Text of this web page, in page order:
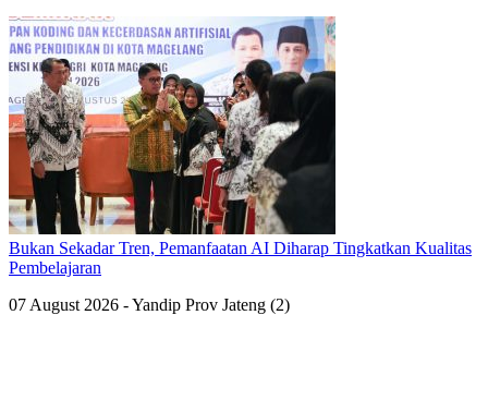
Bukan Sekadar Tren, Pemanfaatan AI Diharap Tingkatkan Kualitas
Pembelajaran
07 August 2026 - Yandip Prov Jateng (2)